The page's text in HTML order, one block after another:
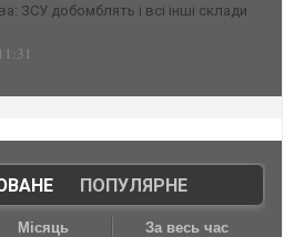
ЗСУ добомблять і всі інші склади
| ПОПУЛЯРНЕ
Місяць За весь час